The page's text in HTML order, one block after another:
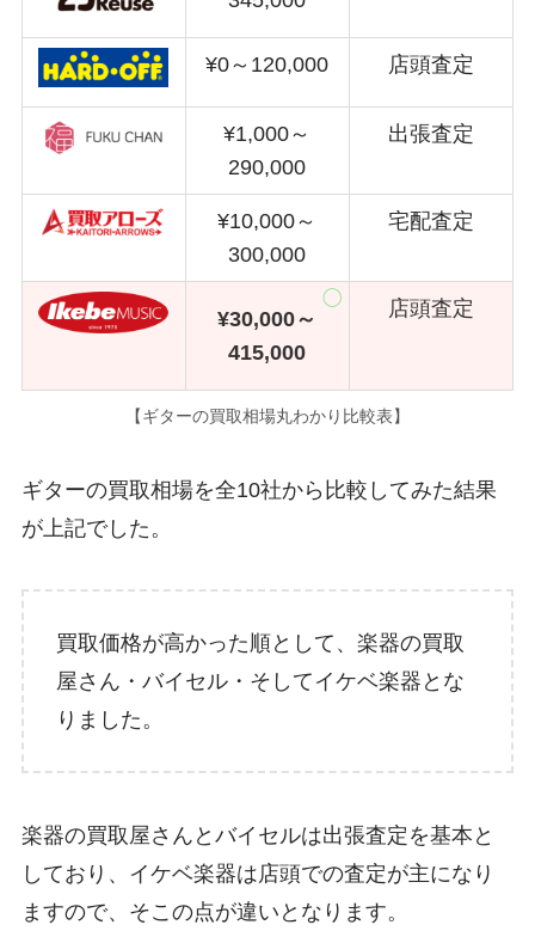
¥0～120,000 店頭査定
¥1,000～
290,000
出張査定
¥10,000～
300,000
宅配査定
¥30,000～
415,000
店頭査定
【ギターの買取相場丸わかり比較表】
ギターの買取相場を全10社から比較してみた結果
が上記でした。
買取価格が高かった順として、楽器の買取
屋さん・バイセル・そしてイケベ楽器とな
りました。
楽器の買取屋さんとバイセルは出張査定を基本と
しており、イケベ楽器は店頭での査定が主になり
ますので、そこの点が違いとなります。